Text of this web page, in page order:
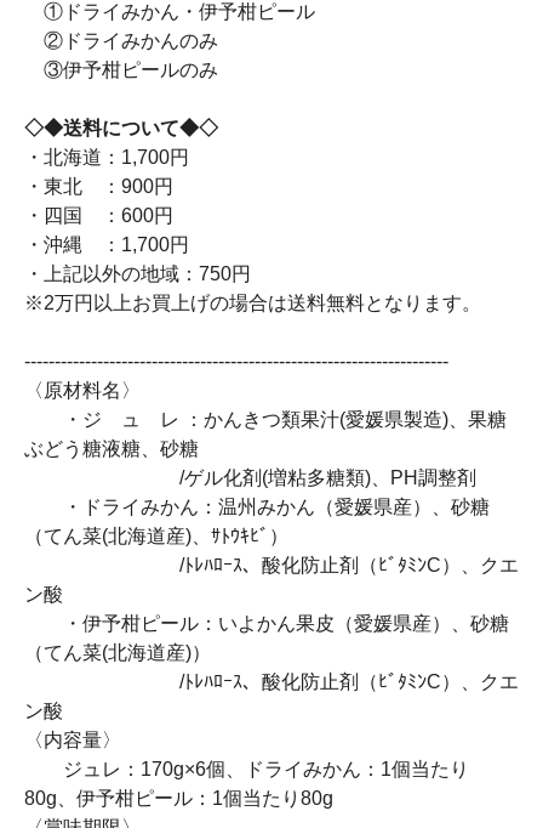
①ドライみかん・伊予柑ピール
②ドライみかんのみ
③伊予柑ピールのみ
◇◆送料について◆◇
・北海道：1,700円
・東北 ：900円
・四国 ：600円
・沖縄 ：1,700円
・上記以外の地域：750円
※2万円以上お買上げの場合は送料無料となります。
----------------------------------------------------------------------
〈原材料名〉
・ジ ュ レ ：かんきつ類果汁(愛媛県製造)、果糖
ぶどう糖液糖、砂糖
/ゲル化剤(増粘多糖類)、PH調整剤
・ドライみかん：温州みかん（愛媛県産）、砂糖
（てん菜(北海道産)、ｻﾄｳｷﾋﾞ）
/ﾄﾚﾊﾛｰｽ、酸化防止剤（ﾋﾞﾀﾐﾝC）、クエ
ン酸
・伊予柑ピール：いよかん果皮（愛媛県産）、砂糖
（てん菜(北海道産)）
/ﾄﾚﾊﾛｰｽ、酸化防止剤（ﾋﾞﾀﾐﾝC）、クエ
ン酸
〈内容量〉
ジュレ：170g×6個、ドライみかん：1個当たり
80g、伊予柑ピール：1個当たり80g